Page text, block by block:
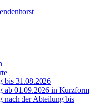
bis 31.08.2026
ab 01.09.2026 in Kurzform
nach der Abteilung bis